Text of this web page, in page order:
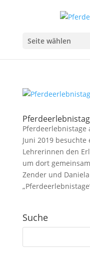
Seite wählen
Pferdeerlebnistage
Juni 2019
Lehrerinnen den
um dort
Zender und
Suche